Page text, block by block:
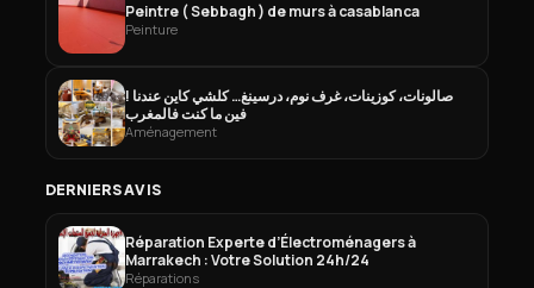
Peintre ( Sebbagh ) de murs à casablanca
Peinture
صالونات، كوزينات، غرف نوم، درسينغ… كلشي كاين عندنا !
فين ما كنت فالمغرب
Aménagement
DERNIERS AVIS
Réparation Experte d’Électroménagers à
Marrakech : Votre Solution 24h/24
Réparations